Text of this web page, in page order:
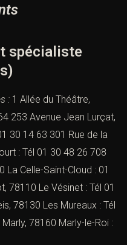
spécialiste
)
: 1 Allée du Théâtre,
253 Avenue Jean Lurçat,
30 14 63 301 Rue de la
: Tél 01 30 48 26 708
La Celle-Saint-Cloud : 01
78110 Le Vésinet : Tél 01
78130 Les Mureaux : Tél
78160 Marly-le-Roi :